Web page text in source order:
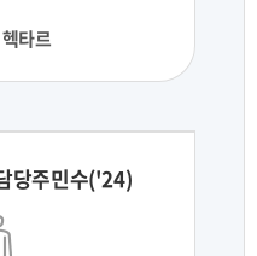
헥타르
당주민수('24)